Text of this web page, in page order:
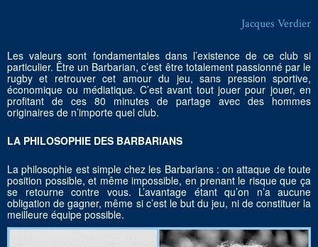
Jacques Verdier
Les valeurs sont fondamentales dans l’existence de ce club si
particulier. Être un Barbarian, c’est être totalement passionné par le
rugby et retrouver cet amour du jeu, sans pression sportive,
économique ou médiatique. C’est avant tout jouer pour jouer, en
profitant de ces 80 minutes de partage avec des hommes
originaires de n’importe quel club.
LA PHILOSOPHIE DES BARBARIANS
La philosophie est simple chez les Barbarians : on attaque de toute
position possible, et même impossible, en prenant le risque que ça
se retourne contre vous. L’avantage étant qu’on n’a aucune
obligation de gagner, même si c’est le but du jeu, ni de constituer la
meilleure équipe possible.